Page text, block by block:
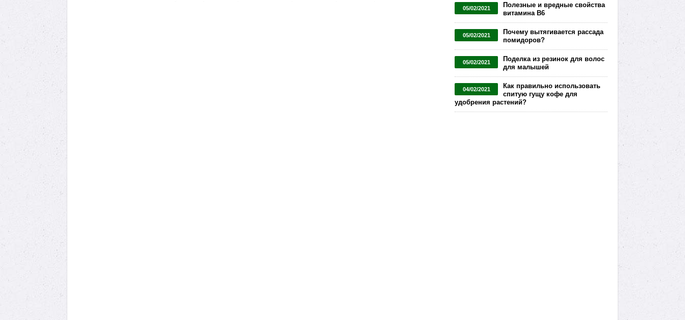
05/02/2021
Полезные и вредные свойства
витамина В6
05/02/2021
Почему вытягивается рассада
помидоров?
05/02/2021
Поделка из резинок для волос
для малышей
04/02/2021
Как правильно использовать
спитую гущу кофе для
удобрения растений?